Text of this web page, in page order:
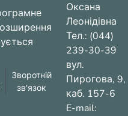
Зворотній
зв'язок
Оксана
Леонідівна
Тел.: (044)
239-30-39
вул.
Пирогова, 9,
каб. 157-6
E-mail: